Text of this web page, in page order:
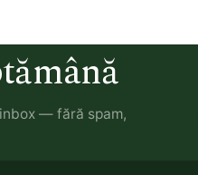
— fără spam,